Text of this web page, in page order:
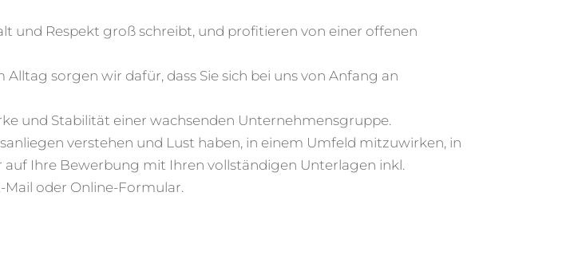
und Respekt groß schreibt, und profitieren von einer offenen
sorgen wir dafür, dass Sie sich bei uns von Anfang an
und Stabilität einer wachsenden Unternehmensgruppe.
verstehen und Lust haben, in einem Umfeld mitzuwirken, in
Ihre Bewerbung mit Ihren vollständigen Unterlagen inkl.
oder Online-Formular.